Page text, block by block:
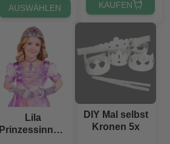
AUSWÄHLEN KAUFEN
Lila
Prinzessinnen-
DIY Mal selbst
Kronen 5x